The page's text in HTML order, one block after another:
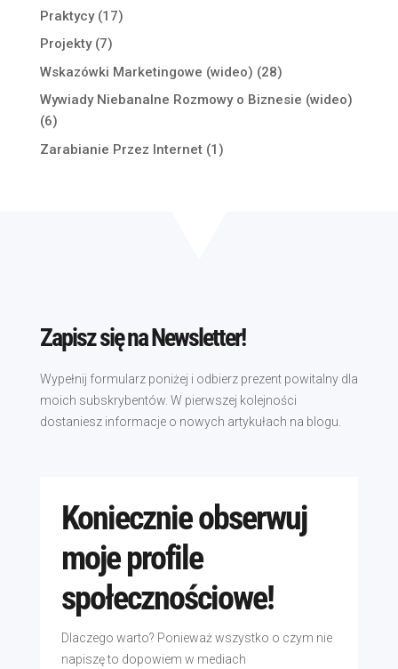
Praktycy(17)
Projekty(7)
Wskazówki Marketingowe (wideo) (28)
Wywiady Niebanalne Rozmowy o Biznesie (wideo)
(6)
Zarabianie Przez Internet(1)
Zapisz się na Newsletter!
Wypełnij formularz poniżej i odbierz prezent powitalny dla
moich subskrybentów. W pierwszej kolejności
dostaniesz informacje o nowych artykułach na blogu.
Koniecznie obserwuj
moje profile
społecznościowe!
Dlaczego warto? Ponieważ wszystko o czym nie
napiszę to dopowiem w mediach